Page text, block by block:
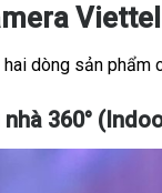
dòng sản phẩm
360°